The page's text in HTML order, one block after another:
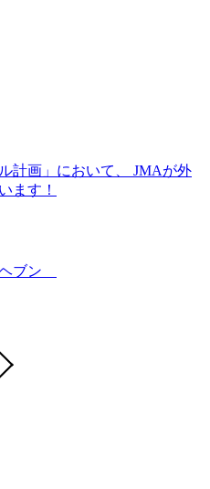
計画」において、 JMAが外
ます！
ブン